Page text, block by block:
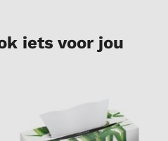
iets voor jou